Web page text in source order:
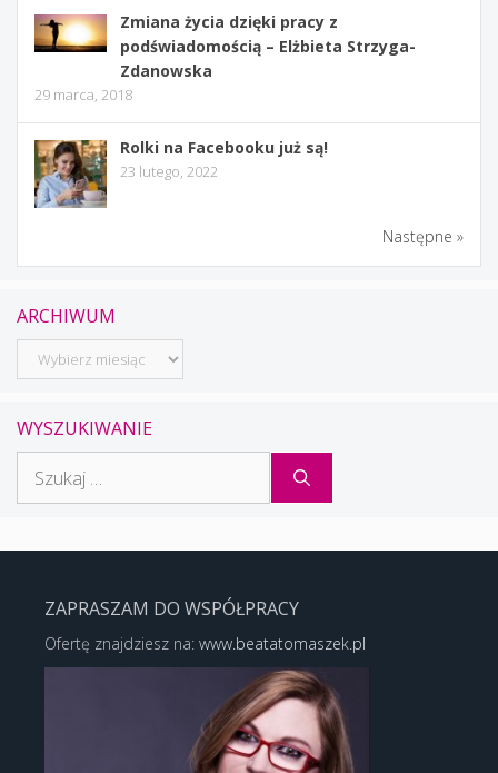
Zmiana życia dzięki pracy z
podświadomością – Elżbieta Strzyga-
Zdanowska
29 marca, 2018
Rolki na Facebooku już są!
23 lutego, 2022
Następne »
ARCHIWUM
Archiwum
WYSZUKIWANIE
ZAPRASZAM DO WSPÓŁPRACY
Ofertę znajdziesz na: www.beatatomaszek.pl